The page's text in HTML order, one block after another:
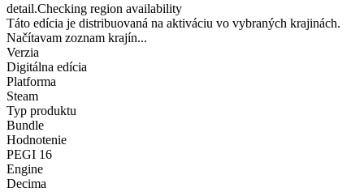
detail.Checking region availability
Táto edícia je distribuovaná na aktiváciu vo vybraných krajinách.
Načítavam zoznam krajín...
Verzia
Digitálna edícia
Platforma
Steam
Typ produktu
Bundle
Hodnotenie
PEGI 16
Engine
Decima